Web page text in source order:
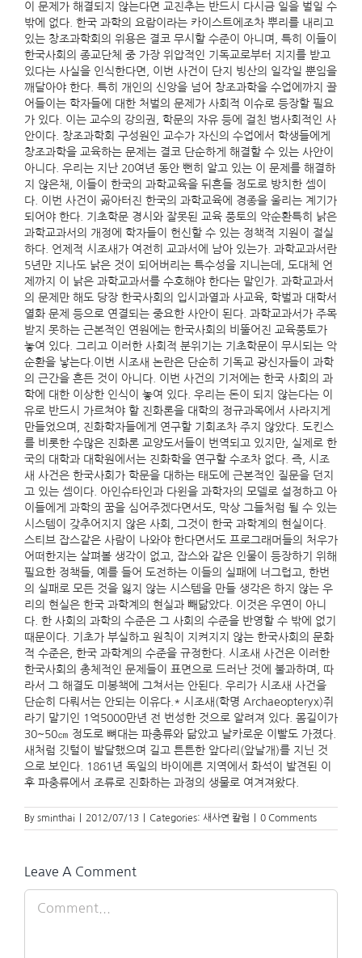
이 문제가 해결되지 않는다면 교진추는 반드시 다시금 일을 벌일 수
밖에 없다. 한국 과학의 요람이라는 카이스트에조차 뿌리를 내리고
있는 창조과학회의 위용은 결코 무시할 수준이 아니며, 특히 이들이
한국사회의 종교단체 중 가장 위압적인 기독교로부터 지지를 받고
있다는 사실을 인식한다면, 이번 사건이 단지 빙산의 일각일 뿐임을
깨달아야 한다. 특히 개인의 신앙을 넘어 창조과학을 수업에까지 끌
어들이는 학자들에 대한 처벌의 문제가 사회적 이슈로 등장할 필요
가 있다. 이는 교수의 강의권, 학문의 자유 등에 걸친 범사회적인 사
안이다. 창조과학회 구성원인 교수가 자신의 수업에서 학생들에게
창조과학을 교육하는 문제는 결코 단순하게 해결할 수 있는 사안이
아니다. 우리는 지난 20여년 동안 뻔히 알고 있는 이 문제를 해결하
지 않은채, 이들이 한국의 과학교육을 뒤흔들 정도로 방치한 셈이
다. 이번 사건이 곪아터진 한국의 과학교육에 경종을 울리는 계기가
되어야 한다. 기초학문 경시와 잘못된 교육 풍토의 악순환특히 낡은
과학교과서의 개정에 학자들이 헌신할 수 있는 정책적 지원이 절실
하다. 언제적 시조새가 여전히 교과서에 남아 있는가. 과학교과서란
5년만 지나도 낡은 것이 되어버리는 특수성을 지니는데, 도대체 언
제까지 이 낡은 과학교과서를 수호해야 한다는 말인가. 과학교과서
의 문제만 해도 당장 한국사회의 입시과열과 사교육, 학벌과 대학서
열화 문제 등으로 연결되는 중요한 사안이 된다. 과학교과서가 주목
받지 못하는 근본적인 연원에는 한국사회의 비뚤어진 교육풍토가
놓여 있다. 그리고 이러한 사회적 분위기는 기초학문이 무시되는 악
순환을 낳는다.이번 시조새 논란은 단순히 기독교 광신자들이 과학
의 근간을 흔든 것이 아니다. 이번 사건의 기저에는 한국 사회의 과
학에 대한 이상한 인식이 놓여 있다. 우리는 돈이 되지 않는다는 이
유로 반드시 가르쳐야 할 진화론을 대학의 정규과목에서 사라지게
만들었으며, 진화학자들에게 연구할 기회조차 주지 않았다. 도킨스
를 비롯한 수많은 진화론 교양도서들이 번역되고 있지만, 실제로 한
국의 대학과 대학원에서는 진화학을 연구할 수조차 없다. 즉, 시조
새 사건은 한국사회가 학문을 대하는 태도에 근본적인 질문을 던지
고 있는 셈이다. 아인슈타인과 다윈을 과학자의 모델로 설정하고 아
이들에게 과학의 꿈을 심어주겠다면서도, 막상 그들처럼 될 수 있는
시스템이 갖추어지지 않은 사회, 그것이 한국 과학계의 현실이다.
스티브 잡스같은 사람이 나와야 한다면서도 프로그래머들의 처우가
어떠한지는 살펴볼 생각이 없고, 잡스와 같은 인물이 등장하기 위해
필요한 정책들, 예를 들어 도전하는 이들의 실패에 너그럽고, 한번
의 실패로 모든 것을 잃지 않는 시스템을 만들 생각은 하지 않는 우
리의 현실은 한국 과학계의 현실과 빼닮았다. 이것은 우연이 아니
다. 한 사회의 과학의 수준은 그 사회의 수준을 반영할 수 밖에 없기
때문이다. 기초가 부실하고 원칙이 지켜지지 않는 한국사회의 문화
적 수준은, 한국 과학계의 수준을 규정한다. 시조새 사건은 이러한
한국사회의 총체적인 문제들이 표면으로 드러난 것에 불과하며, 따
라서 그 해결도 미봉책에 그쳐서는 안된다. 우리가 시조새 사건을
단순히 다뤄서는 안되는 이유다.* 시조새(학명 Archaeopteryx)쥐
라기 말기인 1억5000만년 전 번성한 것으로 알려져 있다. 몸길이가
30~50㎝ 정도로 뼈대는 파충류와 닮았고 날카로운 이빨도 가졌다.
새처럼 깃털이 발달했으며 길고 튼튼한 앞다리(앞날개)를 지닌 것
으로 보인다. 1861년 독일의 바이에른 지역에서 화석이 발견된 이
후 파충류에서 조류로 진화하는 과정의 생물로 여겨져왔다.
By sminthai 2012/07/13 Categories: 새사연 칼럼 0 Comments
Leave A Comment